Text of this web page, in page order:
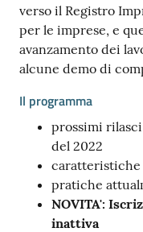
Seguici
verso il Registro
per le imprese, e
avanzamento dei
alcune demo di
Il programma
prossimi
del 2022
caratteristiche
pratiche
NOVITA':
inattiva